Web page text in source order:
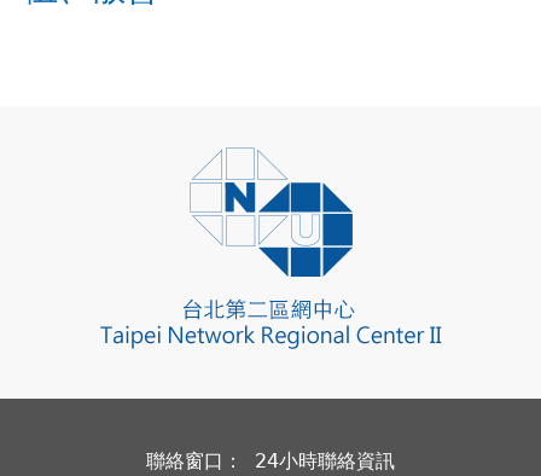
聯絡窗口： 24小時聯絡資訊